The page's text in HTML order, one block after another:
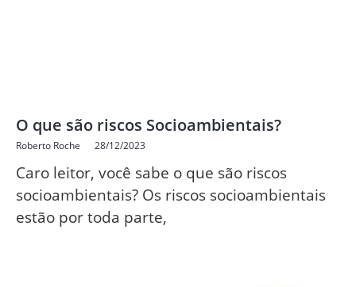
O que são riscos Socioambientais?
Roberto Roche 28/12/2023
Caro leitor, você sabe o que são riscos
socioambientais? Os riscos socioambientais
estão por toda parte,